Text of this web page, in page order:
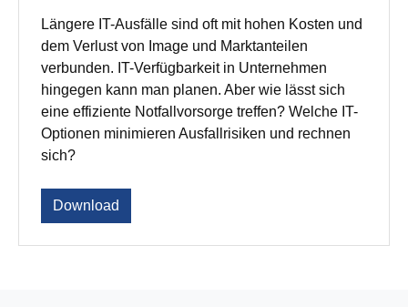
Längere IT-Ausfälle sind oft mit hohen Kosten und
dem Verlust von Image und Marktanteilen
verbunden. IT-Verfügbarkeit in Unternehmen
hingegen kann man planen. Aber wie lässt sich
eine effiziente Notfallvorsorge treffen? Welche IT-
Optionen minimieren Ausfallrisiken und rechnen
sich?
Download